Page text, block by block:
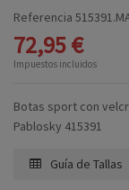
Referencia
72,95 €
Impuestos incluidos
Botas sport con
Pablosky 415391
Guía de Tallas